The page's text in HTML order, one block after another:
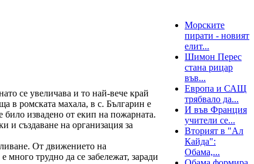
се увеличава и то най-вече край
в ромската махала, в с. Българин е
било извадено от екип на пожарната.
и създаване на организация за
От движението на
трудно да се забележат, заради
Морските
пирати - новият
елит...
Шимон Перес
стана рицар
във...
Европа и САЩ
трябвало да...
И във Франция
учители се...
Вторият в "Ал
Кайда":
Обама,...